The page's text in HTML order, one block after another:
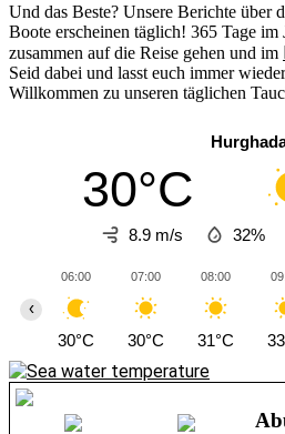
Und das Beste? Unsere Berichte über
Boote erscheinen täglich! 365 Tage
zusammen auf die Reise gehen und im
Seid dabei und lasst euch immer
Willkommen zu unseren täglichen
30°C
8.9 m/s 32%
06:00
30°C
07:00
30°C
08:00
31°C
‹